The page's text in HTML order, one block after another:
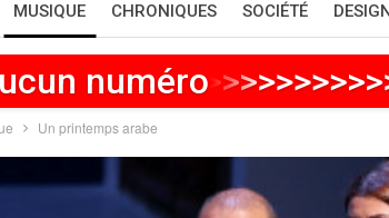
MUSIQUE CHRONIQUES SOCIÉTÉ
numéro>>>>>>>>>
Un printemps arabe